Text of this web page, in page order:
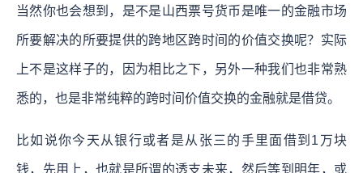
当然你也会想到，是不是山西票号货币是唯一的金融市场
所要解决的所要提供的跨地区跨时间的价值交换呢？实际
上不是这样子的，因为相比之下，另外一种我们也非常熟
悉的，也是非常纯粹的跨时间价值交换的金融就是借贷。
比如说你今天从银行或者是从张三的手里面借到1万块
钱，先用上，也就是所谓的透支未来，然后等到明年，或